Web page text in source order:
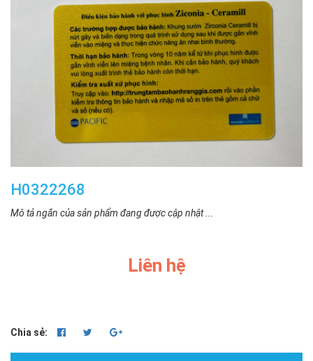
H0322268
Mô tả ngắn của sản phẩm đang được cập nhật ...
Liên hệ
Chia sẻ: